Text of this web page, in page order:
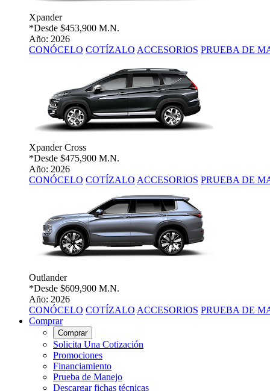
Xpander
*Desde $453,900 M.N.
Año: 2026
CONÓCELO COTÍZALO ACCESORIOS PRUEBA DE
Xpander Cross
*Desde $475,900 M.N.
Año: 2026
CONÓCELO COTÍZALO ACCESORIOS PRUEBA DE
Outlander
*Desde $609,900 M.N.
Año: 2026
CONÓCELO COTÍZALO ACCESORIOS PRUEBA DE
Comprar
Comprar
Solicita Una Cotización
Promociones
Financiamiento
Prueba de Manejo
Descargar fichas técnicas